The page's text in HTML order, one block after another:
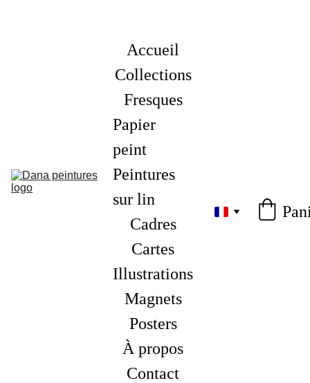
Accueil
Collections
Fresques
Papier
peint
Peintures
sur lin
Cadres
Cartes
Illustrations
Magnets
Posters
À propos
Contact